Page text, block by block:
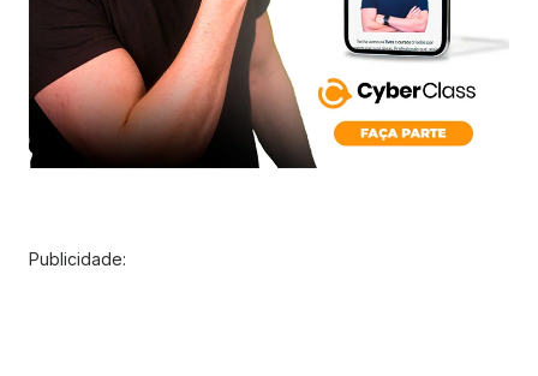
Publicidade: